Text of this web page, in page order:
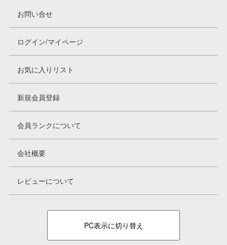
お問い合せ
ログイン/マイページ
お気に入りリスト
新規会員登録
会員ランクについて
会社概要
レビューについて
PC表示に切り替え